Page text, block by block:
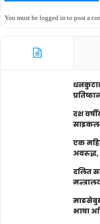
You must be logged in to post a
दश
साइकल
एक
अवरुद्ध,
दलित
भाषा